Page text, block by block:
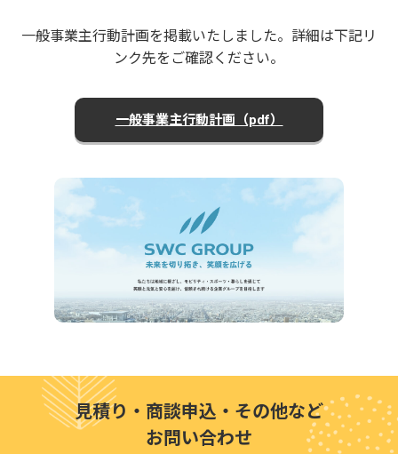
一般事業主行動計画を掲載いたしました。詳細は下記リ
ンク先をご確認ください。
一般事業主行動計画（pdf）
見積り・商談申込・その他など
お問い合わせ